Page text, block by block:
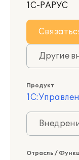
1С-РАРУС
Другие
Продукт
Отрасль /